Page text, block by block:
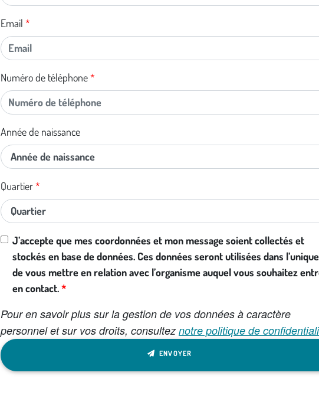
Email
Numéro de téléphone
Année de naissance
Quartier
J’accepte que mes coordonnées et mon message soient collectés et
stockés en base de données. Ces données seront utilisées dans
de vous mettre en relation avec l’organisme auquel vous souhaitez
en contact.
Pour en savoir plus sur la gestion de vos données à caractère
personnel et sur vos droits, consultez notre politique de
ENVOYER